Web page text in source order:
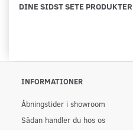
DINE SIDST SETE PRODUKTER
INFORMATIONER
Åbningstider i showroom
Sådan handler du hos os